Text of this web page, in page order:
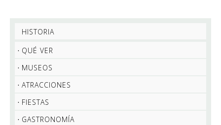
HISTORIA
QUÉ VER
MUSEOS
ATRACCIONES
FIESTAS
GASTRONOMÍA